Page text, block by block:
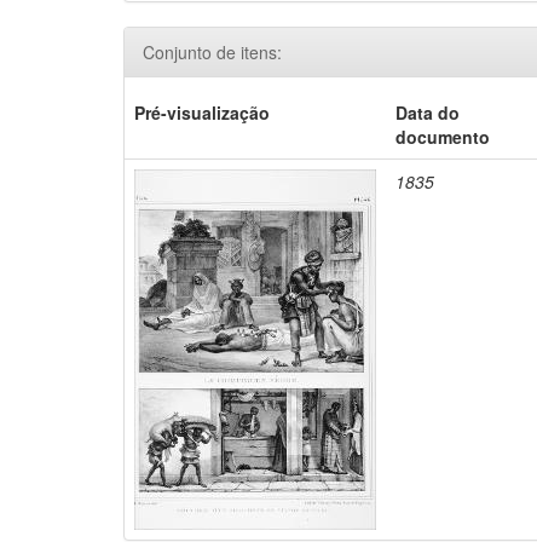
Conjunto de itens:
Pré-visualização
Data do
documento
1835